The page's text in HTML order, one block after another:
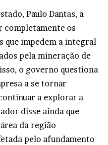
Paulo Dantas, a
completamente os
que impedem a integral
pela mineração de
o governo questiona
a se tornar
a explorar a
disse ainda que
da região
pelo afundamento